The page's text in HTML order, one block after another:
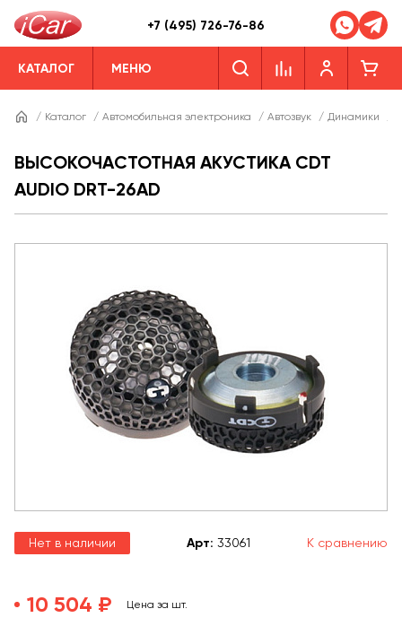
+7 (495) 726-76-86
КАТАЛОГ МЕНЮ
/ Каталог / Автомобильная электроника / Автозвук / Динамики
ВЫСОКОЧАСТОТНАЯ АКУСТИКА CDT
AUDIO DRT-26AD
Нет в наличии Арт: 33061 К сравнению
10 504 ₽ Цена за шт.